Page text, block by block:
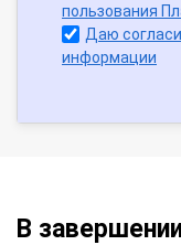
пользования
Даю
информации
В